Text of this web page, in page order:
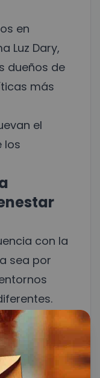
en
Luz Dary,
dueños de
más
el
los
con la
sea por
perros
seguro